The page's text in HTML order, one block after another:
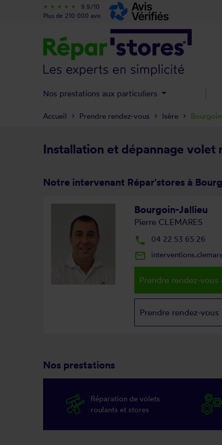
Installation et dépannage volet
Notre intervenant Répar'stores à
Bourgoin-Jallieu
Pierre CLEMARES
local_phone 04 22 53 65 26
mail_outline
Prendre rendez-vous
Prendre rendez-vous
Nos prestations
Réparation de volets
roulants et stores
Accueil Prendre rendez-vous Isère
star_rate star_rate star_rate star_rate star_rate
9.9/10
Plus de 210 000 avis
Nos prestations aux particuliers